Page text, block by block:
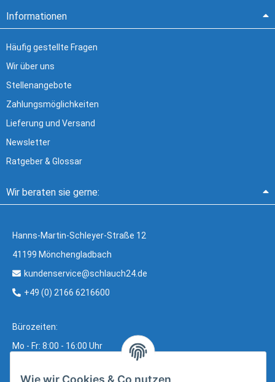
Informationen
Häufig gestellte Fragen
Wir über uns
Stellenangebote
Zahlungsmöglichkeiten
Lieferung und Versand
Newsletter
Ratgeber & Glossar
Wir beraten sie gerne:
Hanns-Martin-Schleyer-Straße 12
41199 Mönchengladbach
kundenservice@schlauch24.de
+49 (0) 2166 6216600
Bürozeiten:
Mo - Fr: 8:00 - 16:00 Uhr